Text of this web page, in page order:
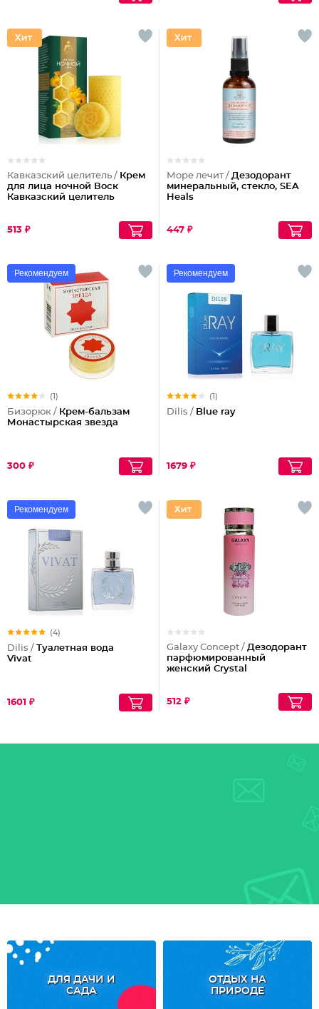
Кавказский целитель / Крем
для лица ночной Воск
Кавказский целитель
513 ₽
Море лечит / Дезодорант
минеральный, стекло, SEA
Heals
447 ₽
Рекомендуем
(1)
Бизорюк / Крем-бальзам
Монастырская звезда
300 ₽
Рекомендуем
(1)
Dilis / Blue ray
1679 ₽
Рекомендуем
(4)
Dilis / Туалетная вода
Vivat
1601 ₽
Galaxy Concept / Дезодорант
парфюмированный
женский Crystal
512 ₽
ДЛЯ ДАЧИ И
САДА
ОТДЫХ НА
ПРИРОДЕ